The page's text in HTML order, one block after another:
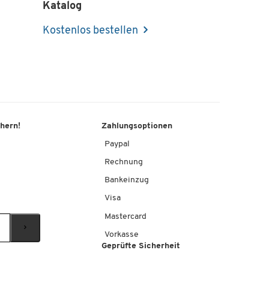
Katalog
Kostenlos bestellen
Zahlungsoptionen
Paypal
Rechnung
Bankeinzug
Visa
Mastercard
Vorkasse
Geprüfte Sicherheit